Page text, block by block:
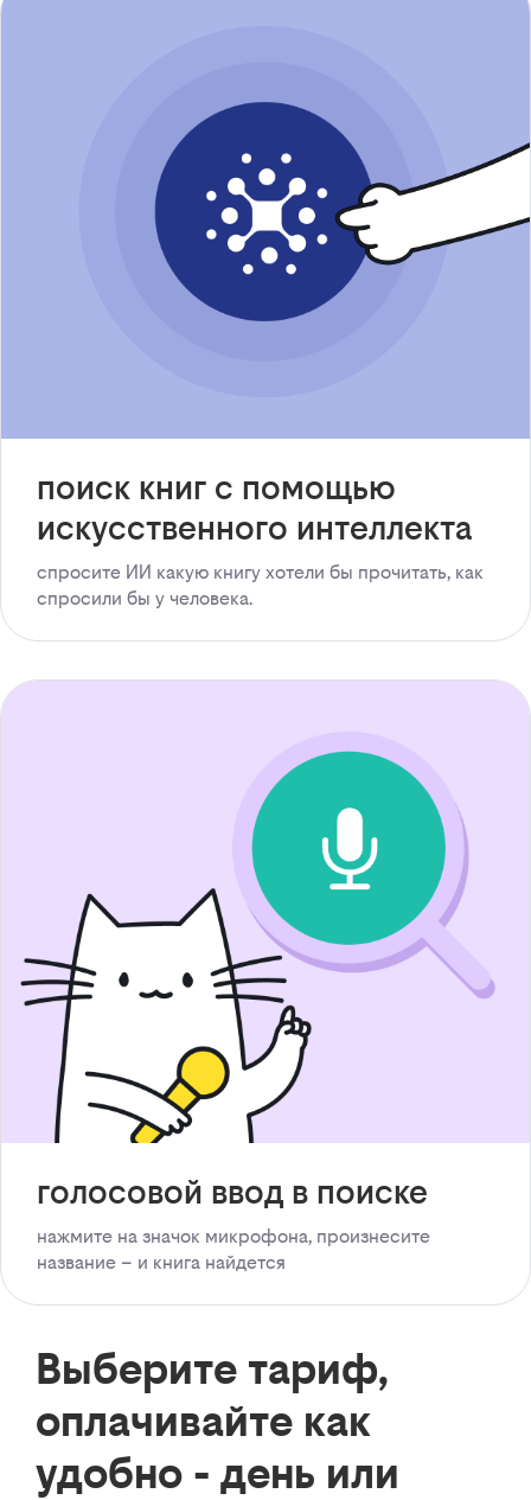
поиск книг с помощью
искусственного интеллекта
спросите ИИ какую книгу хотели бы прочитать, как
спросили бы у человека.
голосовой ввод в поиске
нажмите на значок микрофона, произнесите
название – и книга найдется
Выберите тариф,
оплачивайте как
удобно - день или